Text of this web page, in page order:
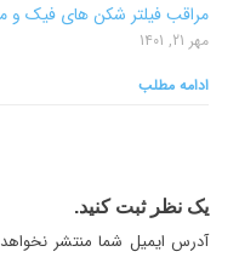
مراقب فیلتر شکن های فیک و
مهر 21, 1401
ادامه مطلب
یک نظر ثبت کنید.
آدرس ایمیل شما منتشر